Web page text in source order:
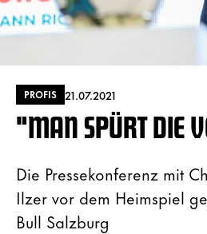
PROFIS 21.07.2021
"MAN SPÜRT DIE
Die Pressekonferenz mit
Ilzer vor dem Heimspiel
Bull Salzburg